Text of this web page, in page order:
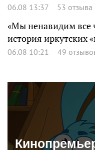
06.08 13:37 53 отзыва
«Мы ненавидим все
история иркутских
06.08 10:21 49